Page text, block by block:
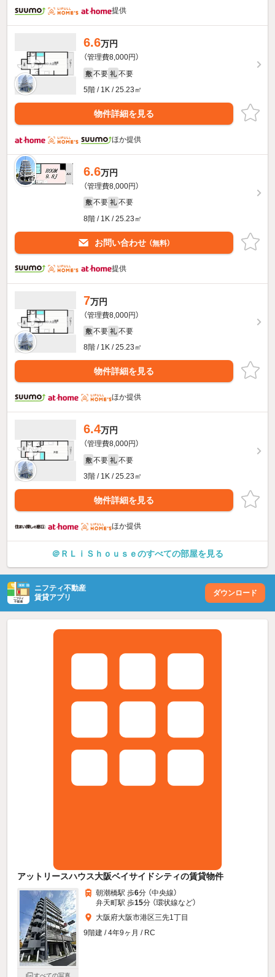
提供
6.6万円
（管理費8,000円）
敷 不要 礼 不要
5階 / 1K / 25.23㎡
物件詳細を見る
ほか提供
6.6万円
（管理費8,000円）
敷 不要 礼 不要
8階 / 1K / 25.23㎡
お問い合わせ （無料）
提供
7万円
（管理費8,000円）
敷 不要 礼 不要
8階 / 1K / 25.23㎡
物件詳細を見る
ほか提供
6.4万円
（管理費8,000円）
敷 不要 礼 不要
3階 / 1K / 25.23㎡
物件詳細を見る
ほか提供
＠ＲＬｉＳｈｏｕｓｅのすべての部屋を見る
ニフティ不動産
賃貸アプリ
ダウンロード
アットリースハウス大阪ベイサイドシティの賃貸物件
すべての写真
朝潮橋駅 歩6分 （中央線）
弁天町駅 歩15分 （環状線など）
大阪府大阪市港区三先1丁目
9階建 / 4年9ヶ月 / RC